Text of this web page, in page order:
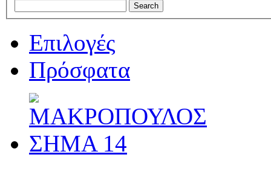
Επιλογές
Πρόσφατα